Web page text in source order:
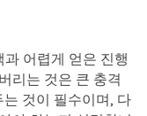
어렵게 얻은 진행
리는 것은 큰 충격
것이 필수이며, 다